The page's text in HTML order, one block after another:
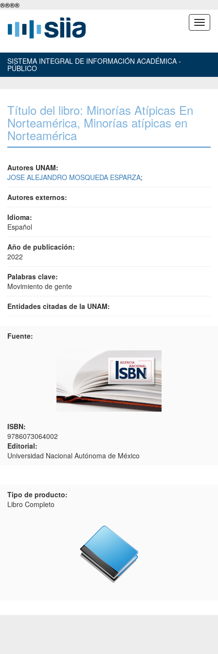
®®®®
SISTEMA INTEGRAL DE INFORMACIÓN ACADÉMICA -
PÚBLICO
Título del libro: Minorías Atípicas En
Norteamérica, Minorías atípicas en
Norteamérica
Autores UNAM:
JOSE ALEJANDRO MOSQUEDA ESPARZA;
Autores externos:
Idioma:
Español
Año de publicación:
2022
Palabras clave:
Movimiento de gente
Entidades citadas de la UNAM:
Fuente:
ISBN:
9786073064002
Editorial:
Universidad Nacional Autónoma de México
Tipo de producto:
Libro Completo